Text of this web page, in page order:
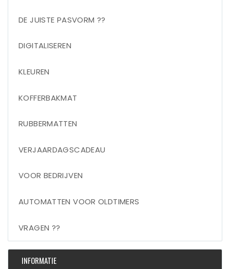
DE JUISTE PASVORM ??
DIGITALISEREN
KLEUREN
KOFFERBAKMAT
RUBBERMATTEN
VERJAARDAGSCADEAU
VOOR BEDRIJVEN
AUTOMATTEN VOOR OLDTIMERS
VRAGEN ??
INFORMATIE